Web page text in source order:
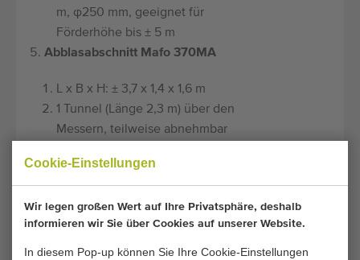
Cookie-Einstellungen
Wir legen großen Wert auf Ihre Privatsphäre, deshalb
informieren wir Sie über Cookies auf unserer Website.
In diesem Pop-up können Sie Ihre Cookie-Einstellungen
m, φ250 mm, geeignet für
Förderhöhe bis ± 5 m
Abblasabschnitt Mafo 370MA
L x B x H: ± 3,7 x 1,4 x 1,6 m
1 Tunnel (Länge 2,3 m) über den
Messern, teilweise abnehmbar
1 Abluftventilator, 7,5 kW, Luft:
4.000 m3 / h. (Material;
stahllackiert)
± 7,5 m. Luftmesser zum
allseitigen Abblasen der Produkte